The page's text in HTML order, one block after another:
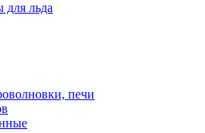
для льда
печи